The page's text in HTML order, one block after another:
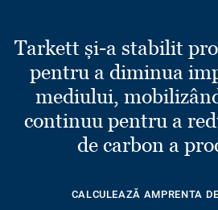
Tarkett și-a stabilit
pentru a diminua
mediului,
continuu pentru a
de carbon a
CALCULEAZĂ AMPRENTA